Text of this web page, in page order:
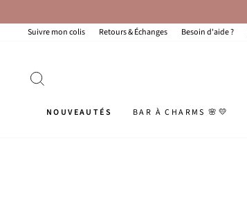
contenuSuivre mon colis Retours & Échanges Besoin d'aide ?
NOUVEAUTÉS BAR À CHARMS 🌸💛